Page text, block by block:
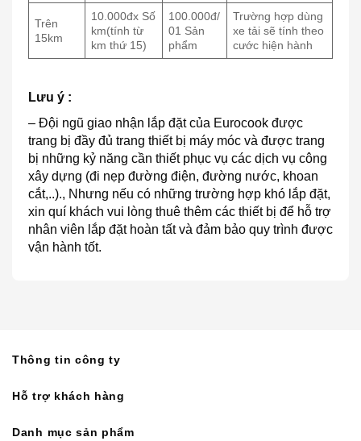
Trên
15km
10.000đx Số
km(tính từ
km thứ 15)
100.000đ/
01 Sản
phẩm
Trường hợp dùng
xe tải sẽ tính theo
cước hiện hành
Lưu ý :
– Đội ngũ giao nhận lắp đặt của Eurocook được
trang bị đầy đủ trang thiết bị máy móc và được trang
bị những kỷ năng cần thiết phục vụ các dịch vụ công
xây dựng (đi nẹp đường điện, đường nước, khoan
cắt,..)., Nhưng nếu có những trường hợp khó lắp đặt,
xin quí khách vui lòng thuê thêm các thiết bị để hỗ trợ
nhân viên lắp đặt hoàn tất và đảm bảo quy trình được
vận hành tốt.
Thông tin công ty
Hỗ trợ khách hàng
Danh mục sản phẩm